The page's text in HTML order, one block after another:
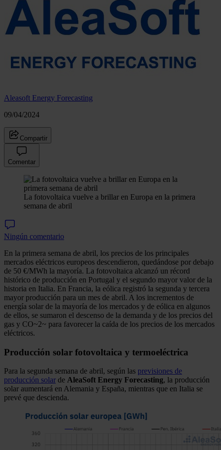
Aleasoft Energy Forecasting
09/04/2024
Compartir
Comentar
La fotovoltaica vuelve a brillar en Europa en la primera
semana de abril
Ningún comentario
En la primera semana de abril, los precios de los principales
mercados eléctricos europeos descendieron, quedándose por debajo
de 50 €/MWh la mayoría. La fotovoltaica alcanzó un récord
histórico de producción en Portugal y el segundo mayor valor de la
historia en Italia. En Francia, la eólica registró la segunda y tercera
mayor producción para un mes de abril. A los incrementos de
energía solar de la mayoría de los mercados y de eólica en algunos
de ellos, se sumaron el descenso de la demanda y de los precios del
gas y CO~2~ para favorecer la caída de los precios de los mercados
eléctricos.
Producción solar fotovoltaica y termoeléctrica
Para la segunda semana de abril, según las previsiones de
producción solar de AleaSoft Energy Forecasting, la producción
solar aumentará en Alemania y España, mientras que en Italia se
prevé que descienda.